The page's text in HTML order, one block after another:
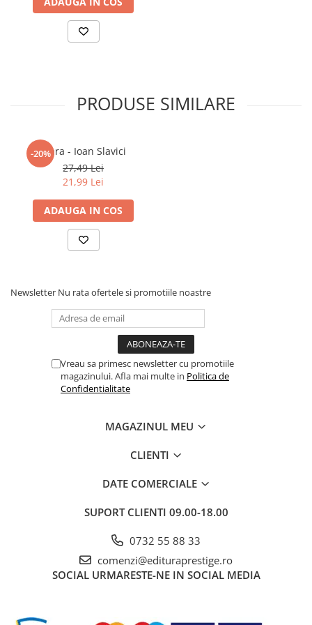
PRODUSE SIMILARE
-20%Mara - Ioan Slavici
27,49 Lei
21,99 Lei
ADAUGA IN COS
Newsletter Nu rata ofertele si promotiile noastre
Vreau sa primesc newsletter cu promotiile
magazinului. Afla mai multe in Politica de
Confidentialitate
MAGAZINUL MEU
CLIENTI
DATE COMERCIALE
SUPORT CLIENTI 09.00-18.00
0732 55 88 33
comenzi@edituraprestige.ro
SOCIAL URMARESTE-NE IN SOCIAL MEDIA